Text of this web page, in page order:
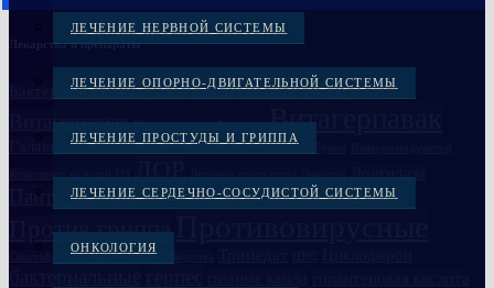
ЛЕЧЕНИЕ НЕРВНОЙ СИСТЕМЫ
ЛЕЧЕНИЕ ОПОРНО-ДВИГАТЕЛЬНОЙ СИСТЕМЫ
ЛЕЧЕНИЕ ПРОСТУДЫ И ГРИППА
ЛЕЧЕНИЕ СЕРДЕЧНО-СОСУДИСТОЙ СИСТЕМЫ
ОНКОЛОГИЯ
Лекарства и препараты
Бактериофаги в Украине Бивалос Вакцина Вакцина
Витагерпавак Вакцина антирабическая Витагерпавак
Галавит Глазные препараты Дисбактериоз Иммуноглобулин
Пантогам Пиобактериофаг комплексный Полиоксидоний
Против гриппа
Семаглутид Сыворотка